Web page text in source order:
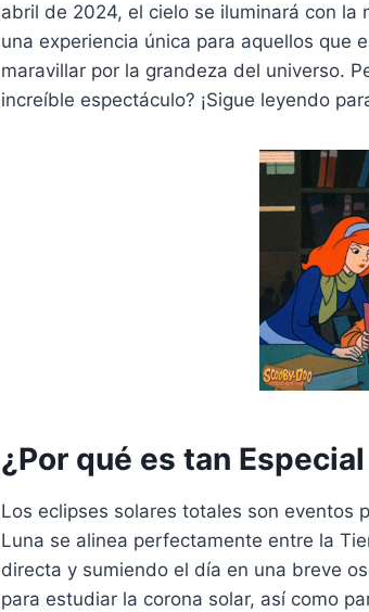
abril de 2024, el cielo se iluminará con
una experiencia única para aquellos que
maravillar por la grandeza del universo.
increíble espectáculo? ¡Sigue leyendo
¿Por qué es tan
Los eclipses solares totales son eventos
Luna se alinea perfectamente entre la
directa y sumiendo el día en una breve
para estudiar la corona solar, así como